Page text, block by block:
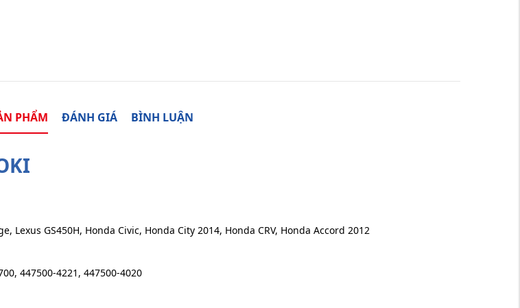
PHẨM ĐÁNH GIÁ BÌNH LUẬN
GS450H, Honda Civic, Honda City 2014, Honda CRV, Honda Accord 2012
447500-4221, 447500-4020